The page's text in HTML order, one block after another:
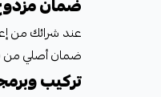
ضمان
عند شرائك من
ضمان أصلي من ZKTeco. أي مشكلة تقنية - فريقنا يحلها فوراً.
تركيب